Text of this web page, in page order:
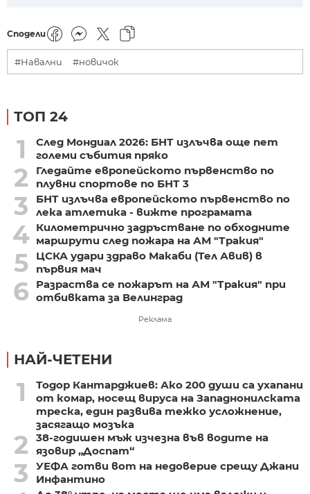
Сподели
#Навални #новичок
ТОП 24
1
След Мондиал 2026: БНТ излъчва още пет
големи събития пряко
2
Гледайте европейското първенство по
плувни спортове по БНТ 3
3
БНТ излъчва европейското първенство по
лека атлетика - вижте програмата
4 Километрично задръстване по обходните
маршрути след пожара на АМ "Тракия"
5
ЦСКА удари здраво Макаби (Тел Авив) в
първия мач
6
Разраства се пожарът на АМ "Тракия" при
отбивката за Велинград
Реклама
НАЙ-ЧЕТЕНИ
1
Тодор Кантарджиев: Ако 200 души са ухапани
от комар, носещ вируса на Западнонилската
треска, един развива тежко усложнение,
засягащо мозъка
2
38-годишен мъж изчезна във водите на
язовир „Доспат“
3
УЕФА готви вот на недоверие срещу Джани
Инфантино